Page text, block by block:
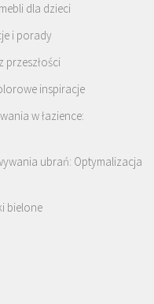
dla dzieci
i porady
przeszłości
inspiracje
w łazience:
ubrań: Optymalizacja
bielone